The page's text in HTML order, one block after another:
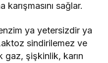
karışmasını sağlar.
ya yetersizdir ya
sindirilemez ve
gaz, şişkinlik, karın